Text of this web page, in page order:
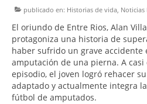
publicado en: Historias de vida, Noticias
El oriundo de Entre Rios, Alan
protagoniza una historia de
haber sufrido un grave accidente
amputación de una pierna. A casi
episodio, el joven logró rehacer
adaptado y actualmente integra
fútbol de amputados.